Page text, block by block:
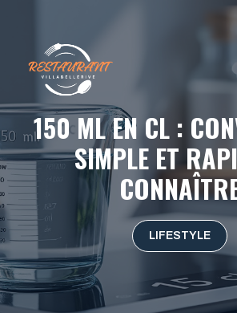
contenu
150 ML EN CL :
SIMPLE ET
LIFESTYLE